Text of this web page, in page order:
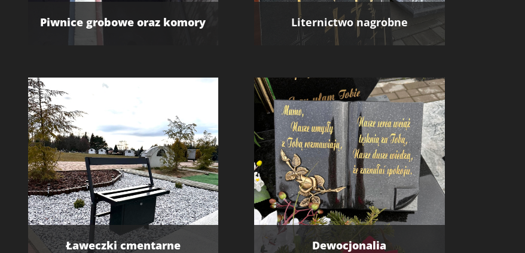
Piwnice grobowe oraz komory Liternictwo nagrobne
Ławeczki cmentarne Dewocjonalia